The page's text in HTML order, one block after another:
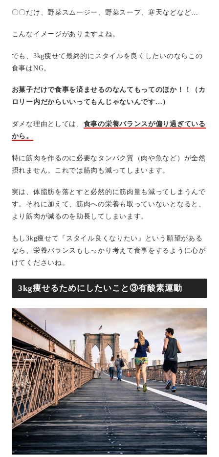
〇〇だけ、野菜スムージー、野菜スープ、寒天などなど…
こんなイメージがありますよね。
でも、3kg痩せて最終的にスタイルを良くしたいのならこの
食事はNG。
お菓子だけで食事を済ませるのなんてもってのほか！！（カ
ロリー内だからいいってもんじゃないんです…）
ダメな理由としては、 食事の栄養バランスが偏り過ぎている
から。
特に筋肉を作るのに必要なタンパク質（肉や魚など）が全然
摂れません。これでは筋肉も減ってしまいます。
実は、体脂肪を落とすと必然的に筋肉量も減ってしまうんで
す。それに加えて、筋肉への栄養も取っていないとなると、
より筋肉が減るのを助長してしまいます。
もし3kg痩せて『スタイル良くなりたい』という願望がある
なら、栄養バランスもしっかり考えて食事をするように心が
けてくださいね。
3kg痩せるためにしたいこと③有酸素運動